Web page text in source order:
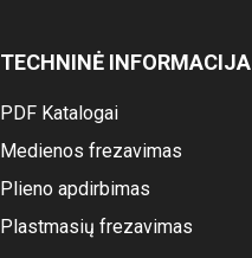
TECHNINĖ INFORMACIJA
PDF Katalogai
Medienos frezavimas
Plieno apdirbimas
Plastmasių frezavimas